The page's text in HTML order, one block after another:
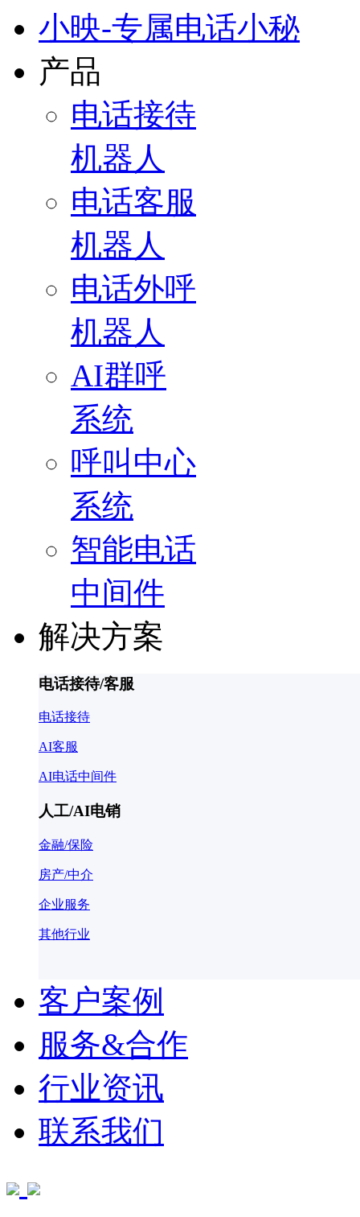
小映-专属电话小秘
产品
电话接待
机器人
电话客服
机器人
电话外呼
机器人
AI群呼
系统
呼叫中心
系统
智能电话
中间件
解决方案
电话接待/客服
电话接待
AI客服
AI电话中间件
人工/AI电销
金融/保险
房产/中介
企业服务
其他行业
客户案例
服务&合作
行业资讯
联系我们